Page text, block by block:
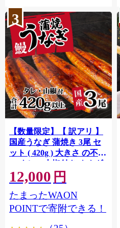
3
【数量限定】【 訳アリ 】
国産うなぎ 蒲焼き 3尾 セ
ット ( 420g ) 大きさ の不揃
い タレ・山椒付き ウナギ
鰻 ふぞろい 不揃い うな重
ひつまぶし 人気 茨城 八千
代町 ふるさと納税 冷凍
[SF951ya]
12,000 円
たまったWAON
POINTで寄附できる！